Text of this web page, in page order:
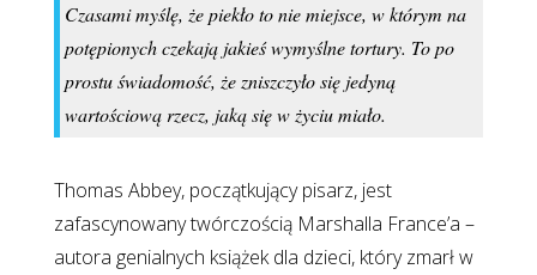
Czasami myślę, że piekło to nie miejsce, w którym na
potępionych czekają jakieś wymyślne tortury. To po
prostu świadomość, że zniszczyło się jedyną
wartościową rzecz, jaką się w życiu miało.
Thomas Abbey, początkujący pisarz, jest
zafascynowany twórczością Marshalla France’a –
autora genialnych książek dla dzieci, który zmarł w